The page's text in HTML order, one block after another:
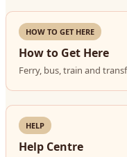
HOW TO GET HERE
How to Get Here
Ferry, bus, train and
HELP
Help Centre